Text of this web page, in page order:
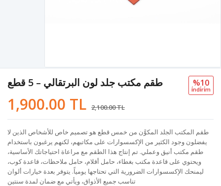
طقم مكتب جلد لون البرتقالي – 5 قطع
1,900.00 TL 2,100.00 TL
%10
i̇ndi̇ri̇m
طقم المكتب الجلد المكوَّن من خمس قطع هو تصميم خاص للأشخاص الذين لا
يفضلون وجود الكثير من الإكسسوارات على مكاتبهم، لكنهم يرغبون باستخدام
طقم مكتب أنيق وعملي. تم إنتاج هذا الطقم مع مراعاة احتياجاتك الأساسية،
ويحتوي على قاعدة مكتب بغطاء، حامل أقلام، حامل ملاحظات، قاعدة كوب،
ليمنحك الإكسسوارات الضرورية التي تحتاجها يومياً. يتوفر بعدة خيارات ألوان
تناسب جميع الأذواق، ويأتي مع ضمان لمدة سنتين